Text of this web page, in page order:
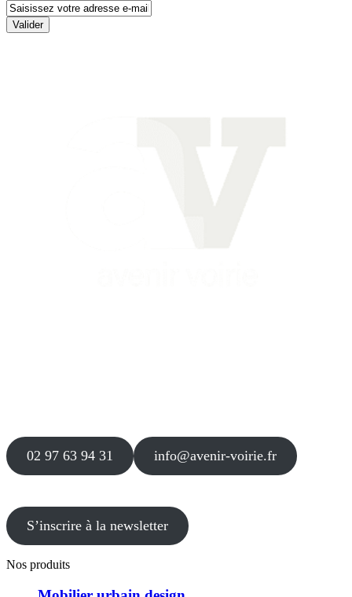
Valider
02 97 63 94 31 info@avenir-voirie.fr
S’inscrire à la newsletter
Nos produits